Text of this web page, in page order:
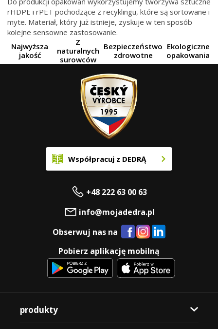
rHDPE i rPET pochodzące z recyklingu, które są sortowane i
myte. Materiał, który już istnieje, zyskuje w ten sposób
kolejne sensowne zastosowanie.
Najwyższa
jakość
Z
naturalnych
surowców
Bezpieczeństwo
zdrowotne
Ekologiczne
opakowania
Współpracuj z DEDRĄ
+48 222 63 00 63
info@mojadedra.pl
Obserwuj nas na
Pobierz aplikację mobilną
produkty